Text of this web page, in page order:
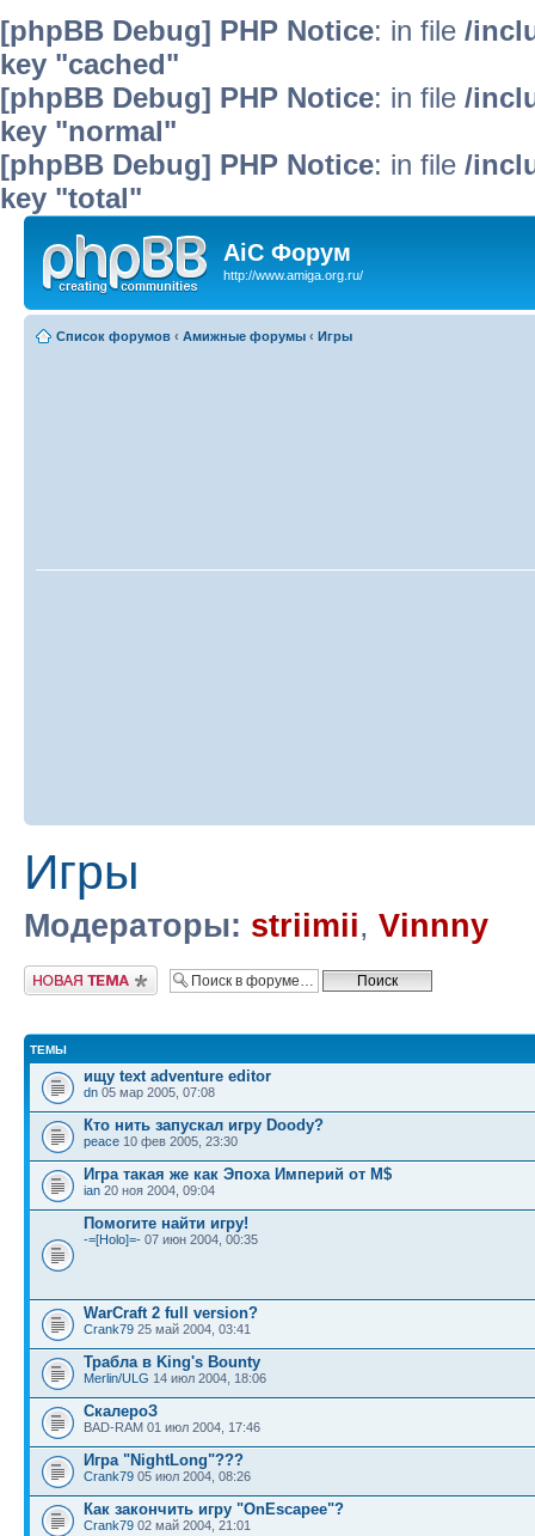
[phpBB Debug] PHP Notice: in file /
key "cached"
[phpBB Debug] PHP Notice: in file /
key "normal"
[phpBB Debug] PHP Notice: in file /
key "total"
AiC Форум
http://www.amiga.org.ru/
Список форумов ‹ Амижные форумы ‹ Игры
Игры
Модераторы: striimii, Vinnny
Новая тема
ТЕМЫ
ищу text adventure editor
dn 05 мар 2005, 07:08
Кто нить запускал игру Doody?
peace 10 фев 2005, 23:30
Игра такая же как Эпоха Империй от M$
ian 20 ноя 2004, 09:04
Помогите найти игру!
-=[Holo]=- 07 июн 2004, 00:35
WarCraft 2 full version?
Crank79 25 май 2004, 03:41
Трабла в King's Bounty
Merlin/ULG 14 июл 2004, 18:06
СкалероЗ
BAD-RAM 01 июл 2004, 17:46
Игра "NightLong"???
Crank79 05 июл 2004, 08:26
Как закончить игру "OnEscapee"?
Crank79 02 май 2004, 21:01